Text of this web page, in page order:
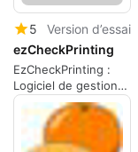
5
Version d’essai
ezCheckPrinting
EzCheckPrinting :
Logiciel de gestion
de chèques